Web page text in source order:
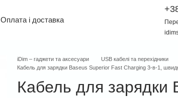
Оплата і доставка
iDim – гаджети та аксесуари USB кабелі та перехідники
Кабель для зарядки Baseus Superior Fast Charging 3-в-1,
Кабель для зарядки